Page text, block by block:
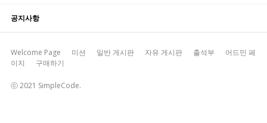
공지사항
Welcome Page 미션 일반 게시판 자유 게시판 출석부
어드민 페
이지
구매하기
ⓒ 2021 SimpleCode.